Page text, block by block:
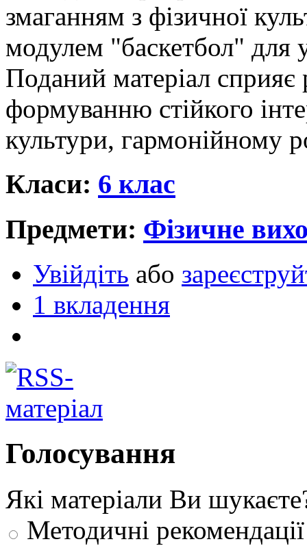
змаганням з фізичної
модулем "баскетбол" для
Поданий матеріал сприяє
формуванню стійкого
культури, гармонійному
Класи: 6 клас
Предмети: Фізичне
Увійдіть або
1 вкладення
Голосування
Які матеріали Ви
Методичні рекомендації